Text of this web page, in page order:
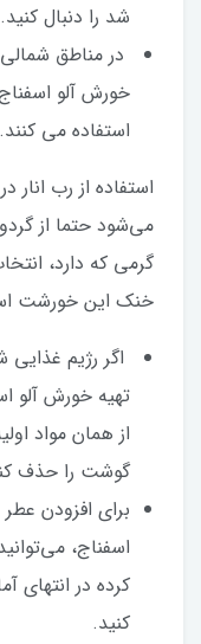
شد را دنبال کنید.
در مناطق
خورش آلو
استفاده می کنند.
استفاده از رب
می‌شود حتما از
گرمی که دارد،
خنک این خورشت
اگر رژیم
تهیه خورش آلو
از همان مواد
گوشت را حذف
برای افزودن
اسفناج،
کرده در انتهای
کنید.